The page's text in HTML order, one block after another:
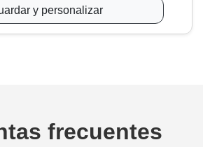
y personalizar
frecuentes